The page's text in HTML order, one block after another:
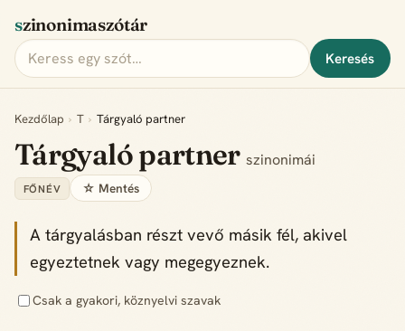
szinonimaszótár
Keresés
Kezdőlap › T › Tárgyaló partner
Tárgyaló partnerszinonimái
FŐNÉV ☆ Mentés
A tárgyalásban részt vevő másik fél, akivel
egyeztetnek vagy megegyeznek.
Csak a gyakori, köznyelvi szavak